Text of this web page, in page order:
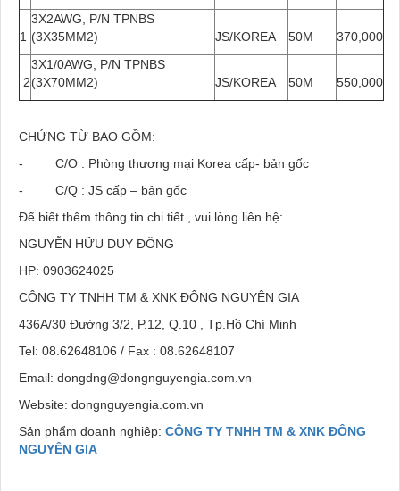
1
3X2AWG, P/N TPNBS
(3X35MM2)
JS/KOREA 50M 370,000
2
3X1/0AWG, P/N TPNBS
(3X70MM2)
JS/KOREA 50M 550,000
CHỨNG TỪ BAO GỒM:
- C/O : Phòng thương mại Korea cấp- bản gốc
- C/Q : JS cấp – bản gốc
Để biết thêm thông tin chi tiết , vui lòng liên hệ:
NGUYỄN HỮU DUY ĐÔNG
HP: 0903624025
CÔNG TY TNHH TM & XNK ĐÔNG NGUYÊN GIA
436A/30 Đường 3/2, P.12, Q.10 , Tp.Hồ Chí Minh
Tel: 08.62648106 / Fax : 08.62648107
Email: dongdng@dongnguyengia.com.vn
Website: dongnguyengia.com.vn
Sản phẩm doanh nghiệp: CÔNG TY TNHH TM & XNK ĐÔNG
NGUYÊN GIA